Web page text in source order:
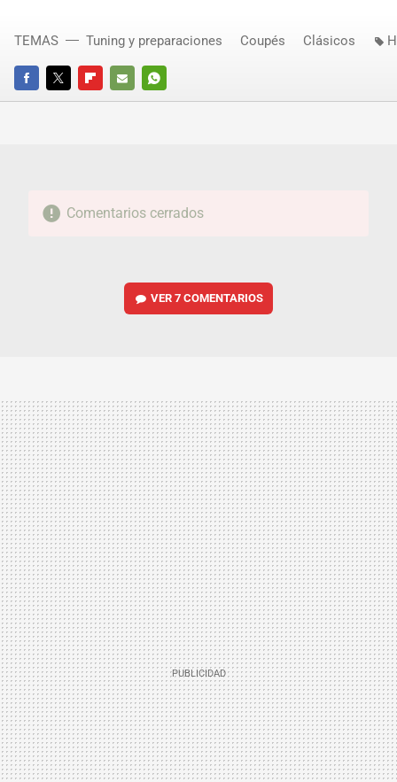
FACEBOOKTWITTERFLIPBOARD
E-
WHATSAPP
TEMAS Tuning y preparaciones Coupés Clásicos
Comentarios cerrados
VER7 COMENTARIOS